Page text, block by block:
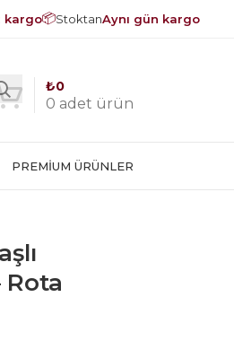
kargo📦StoktanAynı gün kargo
0 adet ürün
₺0
PREMIUM ÜRÜNLER